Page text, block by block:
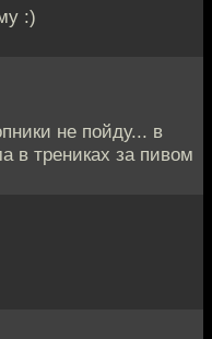
:)
не пойду... в
в трениках за пивом